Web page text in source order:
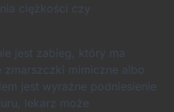
ciężkości czy
jest zabieg, który ma
zmarszczki mimiczne albo
jest wyraźne podniesienie
lekarz może